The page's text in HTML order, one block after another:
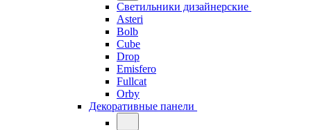
Светильники дизайнерские
Asteri
Bolb
Cube
Drop
Emisfero
Fullcat
Orby
Декоративные панели